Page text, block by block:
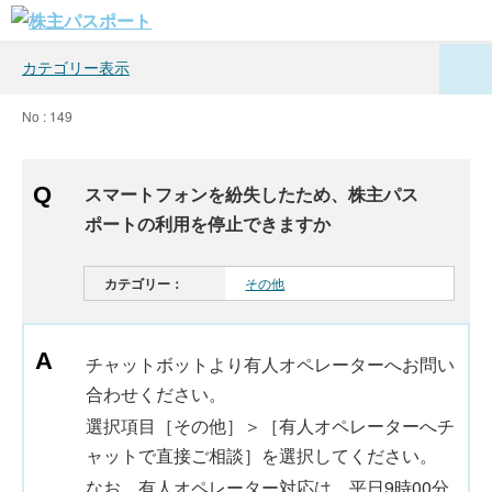
カテゴリー表示
No : 149
スマートフォンを紛失したため、株主パス
ポートの利用を停止できますか
カテゴリー： その他
チャットボットより有人オペレーターへお問い
合わせください。
選択項目［その他］＞［有人オペレーターへチ
ャットで直接ご相談］を選択してください。